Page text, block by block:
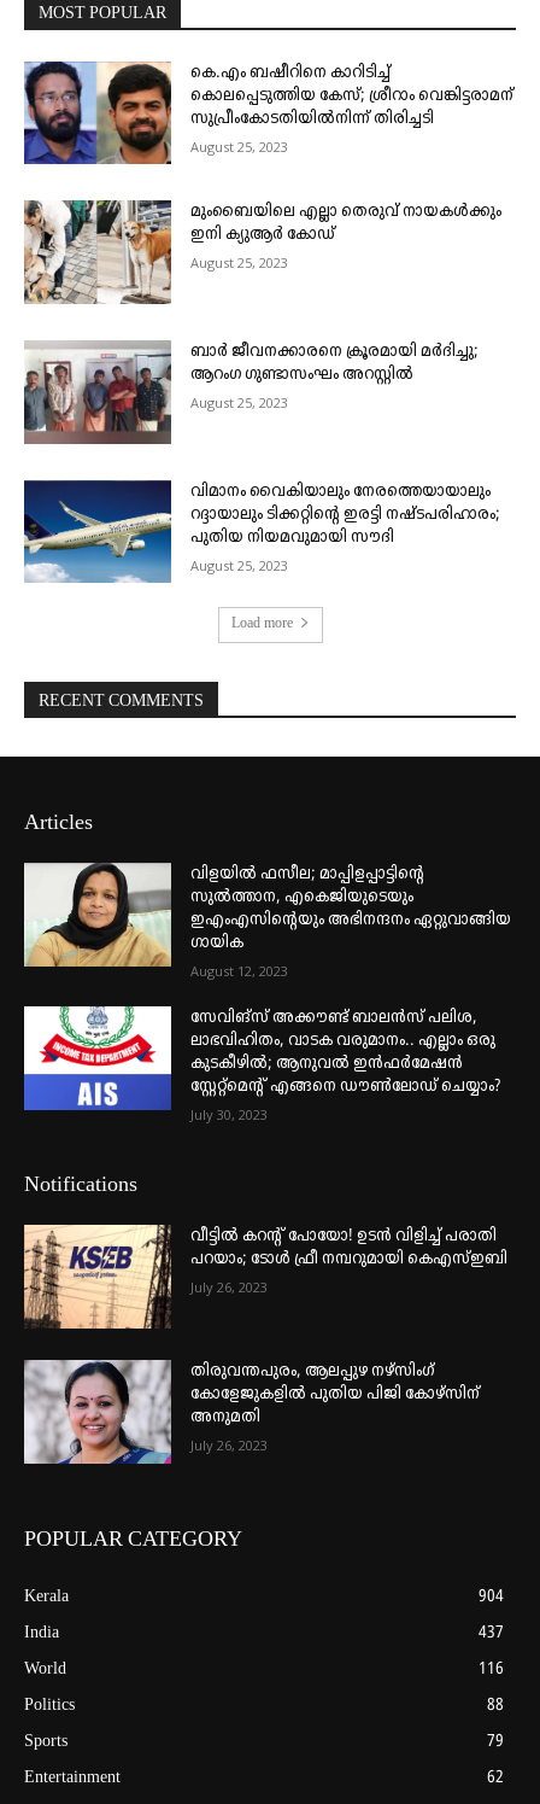
MOST POPULAR
കെ.എം ബഷീറിനെ കാറിടിച്ച്
കൊലപ്പെടുത്തിയ കേസ്; ശ്രീറാം വെങ്കിട്ടരാമന്
സുപ്രീംകോടതിയിൽനിന്ന് തിരിച്ചടി
August 25, 2023
മുംബൈയിലെ എല്ലാ തെരുവ് നായകൾക്കും
ഇനി ക്യുആർ കോഡ്
August 25, 2023
ബാർ ജീവനക്കാരനെ ക്രൂരമായി മർദിച്ചു;
ആറംഗ ഗുണ്ടാസംഘം അറസ്റ്റിൽ
August 25, 2023
വിമാനം വൈകിയാലും നേരത്തെയായാലും
റദ്ദായാലും ടിക്കറ്റിന്റെ ഇരട്ടി നഷ്ടപരിഹാരം;
പുതിയ നിയമവുമായി സൗദി
August 25, 2023
Load more
RECENT COMMENTS
Articles
വിളയിൽ ഫസീല; മാപ്പിളപ്പാട്ടിന്റെ
സുൽത്താന, എകെജിയുടെയും
ഇഎംഎസിന്റെയും അഭിനന്ദനം ഏറ്റുവാങ്ങിയ
ഗായിക
August 12, 2023
സേവിങ്സ് അക്കൗണ്ട് ബാലൻസ് പലിശ,
ലാഭവിഹിതം, വാടക വരുമാനം.. എല്ലാം ഒരു
കുടകീഴിൽ; ആനുവൽ ഇൻഫർമേഷൻ
സ്റ്റേറ്റ്മെന്റ് എങ്ങനെ ഡൗൺലോഡ് ചെയ്യാം?
July 30, 2023
Notifications
വീട്ടില്‍ കറന്റ് പോയോ! ഉടന്‍ വിളിച്ച് പരാതി
പറയാം; ടോള്‍ ഫ്രീ നമ്പറുമായി കെഎസ്ഇബി
July 26, 2023
തിരുവന്തപുരം, ആലപ്പുഴ നഴ്‌സിംഗ്
കോളേജുകളില്‍ പുതിയ പിജി കോഴ്‌സിന്
അനുമതി
July 26, 2023
POPULAR CATEGORY
Kerala
904
India
437
World
116
Politics
88
Sports
79
Entertainment
62